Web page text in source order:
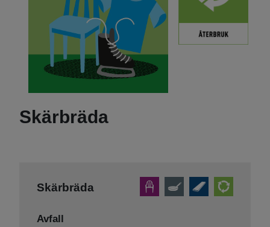
Skärbräda
Skärbräda
Avfall